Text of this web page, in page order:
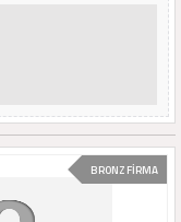
BRONZ FİRMA